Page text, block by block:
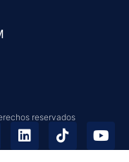
reservados